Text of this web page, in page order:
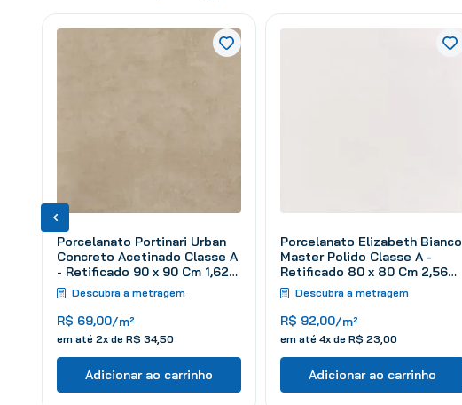
Porcelanato Portinari Urban
Concreto Acetinado Classe A
- Retificado 90 x 90 Cm 1,62
m²Descubra a metragem
R$ 69,00/m²
em até 2x de R$ 34,50
Adicionar ao carrinho
Porcelanato Elizabeth Bianco
Master Polido Classe A -
Retificado 80 x 80 Cm 2,56
m²Descubra a metragem
R$ 92,00/m²
em até 4x de R$ 23 00
Adicionar ao carrinho